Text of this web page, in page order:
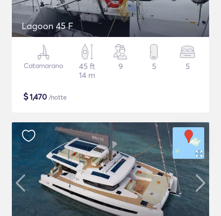
Lagoon 45 F
Catamarano
45 ft
14 m
9 5 5
$1,470 /notte